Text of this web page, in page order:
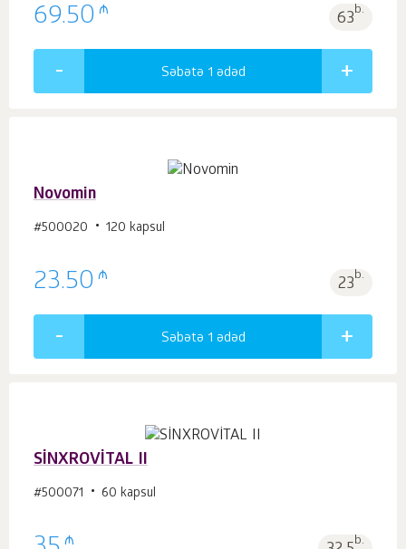
69.50 ₼ 63b.
Səbətə 1 ədəd
Novomin
#500020 120 kapsul
23.50 ₼ 23b.
Səbətə 1 ədəd
SİNXROVİTAL II
#500071 60 kapsul
₼ b.